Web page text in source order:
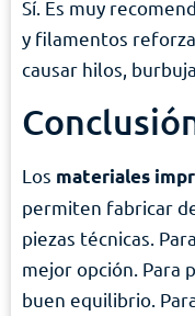
Sí. Es muy
y filamentos
causar hilos,
Los materiales
permiten fabricar
piezas técnicas.
mejor opción. Para
buen equilibrio.